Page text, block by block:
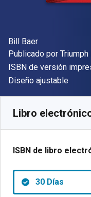
Autor(es)
Bill Baer
Editor
Publicado por
ISBN de versión
Formato
Diseño ajustable
Libro
ISBN de libro
30 Días